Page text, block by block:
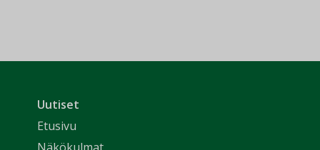
Uutiset
Etusivu